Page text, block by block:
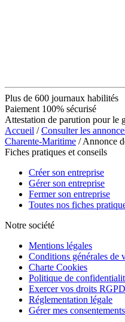
Plus de 600 journaux habilités
Paiement 100% sécurisé
Attestation de parution pour le
Accueil /Consulter les
Charente-Maritime / Annonce
Fiches pratiques et conseils
Créer son entreprise
Gérer son entreprise
Fermer son entreprise
Toutes nos fiches
Notre société
Mentions légales
Conditions générales de
Charte Cookies
Politique de
Exercer vos droits RGPD
Réglementation légale
Gérer mes consentements